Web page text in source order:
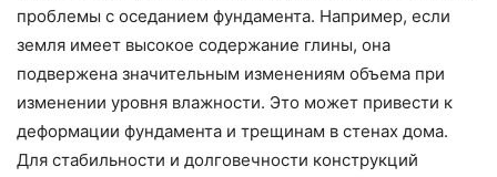
проблемы с оседанием фундамента. Например, если
земля имеет высокое содержание глины, она
подвержена значительным изменениям объема при
изменении уровня влажности. Это может привести к
деформации фундамента и трещинам в стенах дома.
Для стабильности и долговечности конструкций